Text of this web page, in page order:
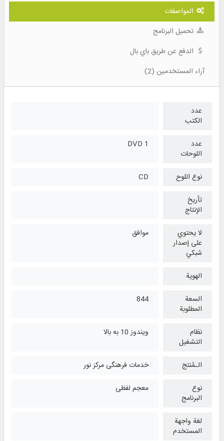
المواصفات
تحميل البرنامج
الدفع عن طريق باي بال
آراء المستخدمين (2)
عدد
الكتب
عدد
اللوحات
1 DVD
نوع اللوح
CD
تأريخ
الإنتاج
لا يحتوي
على إصدار
شبكي
موافق
الهوية
السعة
المطلوبة
844
نظام
التشغیل
ویندوز 10 به بالا
الـمُنتج
خدمات فرهنگی مرکز نور
نوع
البرنامج
معجم لفظی
لغة واجهة
المستخدم